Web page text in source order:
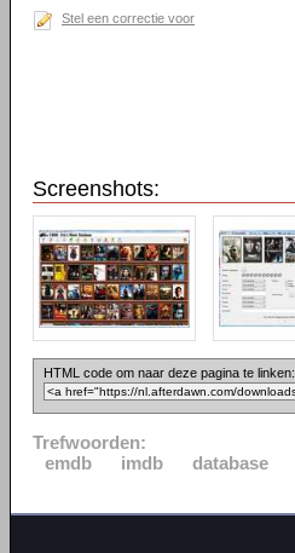
Stel een correctie voor
Screenshots:
HTML code om naar deze pagina te linken:
Trefwoorden:
emdb
imdb database